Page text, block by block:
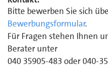
Bitte bewerben Sie sich
Bewerbungsformular.
Für Fragen stehen Ihnen
Berater unter
040 35905-483 oder 040-